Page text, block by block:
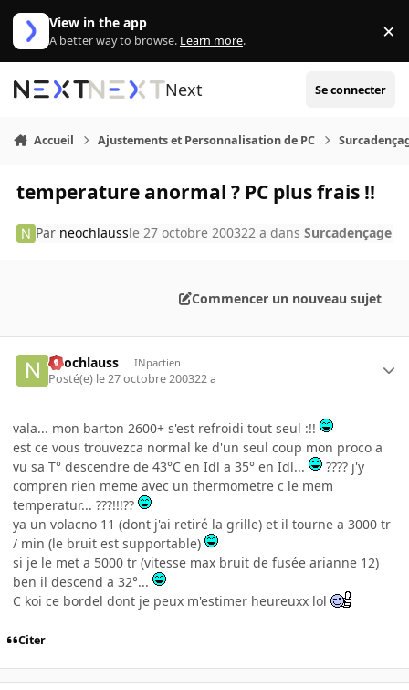
Aller au contenu
View in the app
A better way to browse. Learn more. ×
Next Se connecter
Accueil Ajustements et Personnalisation de PC
temperature anormal ? PC plus frais !!
Par neochlaussle 27 octobre 200322 a dansSurcadençage
Commencer un nouveau sujet
neochlauss INpactien
Posté(e) le 27 octobre 200322 a
vala... mon barton 2600+ s'est refroidi tout seul :!!
est ce vous trouvezca normal ke d'un seul coup mon proco a
vu sa T° descendre de 43°C en Idl a 35° en Idl...
???? j'y
compren rien meme avec un thermometre c le mem
temperatur... ???!!!??
ya un volacno 11 (dont j'ai retiré la grille) et il tourne a 3000 tr
/ min (le bruit est supportable)
si je le met a 5000 tr (vitesse max bruit de fusée arianne 12)
ben il descend a 32°...
C koi ce bordel dont je peux m'estimer heureuxx lol
Citer